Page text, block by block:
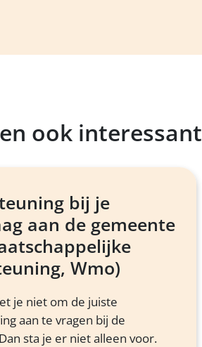
ook interessant
bij je
aan de gemeente
Wmo)
je niet om de juiste
aan te vragen bij de
sta je er niet alleen voor.